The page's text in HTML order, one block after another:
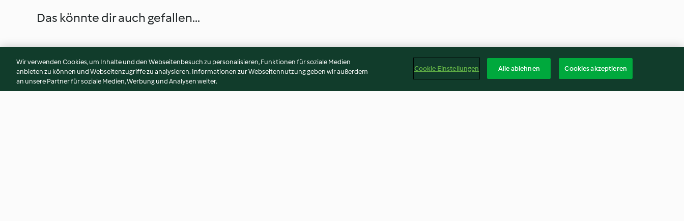
Das könnte dir auch gefallen...
Wir verwenden Cookies, um Inhalte und den Webseitenbesuch zu personalisieren, Funktionen für soziale Medien
anbieten zu können und Webseitenzugriffe zu analysieren. Informationen zur Webseitennutzung geben wir außerdem
an unsere Partner für soziale Medien, Werbung und Analysen weiter.
Cookie Einstellungen Alle ablehnen Cookies akzeptieren